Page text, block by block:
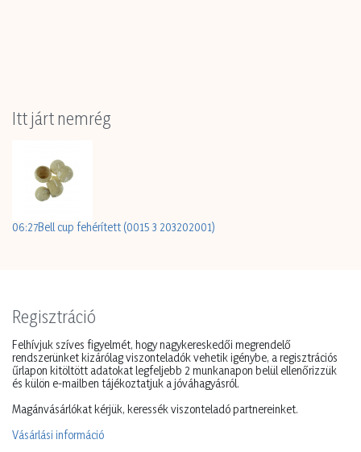
A vásárláshoz
Kis karton 1 cs Kis karton
1 szett
Nagy karton800 szett
Itt járt nemrég
06:27Bell cup fehérített (0015 3 203202001)
Regisztráció
Felhívjuk szíves figyelmét, hogy nagykereskedői megrendelő
rendszerünket kizárólag viszonteladók vehetik igénybe, a regisztrációs
űrlapon kitöltött adatokat legfeljebb 2 munkanapon belül ellenőrizzük
és külön e-mailben tájékoztatjuk a jóváhagyásról.
Magánvásárlókat kérjük, keressék viszonteladó partnereinket.
Vásárlási információ